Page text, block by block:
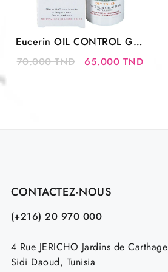
Eucerin OIL CONTROL Gel-
Crème SPF 50+ 50ML
70.000TND
Le
65.000 TNDLe
CONTACTEZ-NOUS
(+216) 20 970 000
4 Rue JERICHO Jardins de
Sidi Daoud, Tunisia